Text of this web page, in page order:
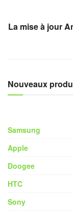
La mise à jour
Nouveaux
Samsung
Apple
Doogee
HTC
Sony